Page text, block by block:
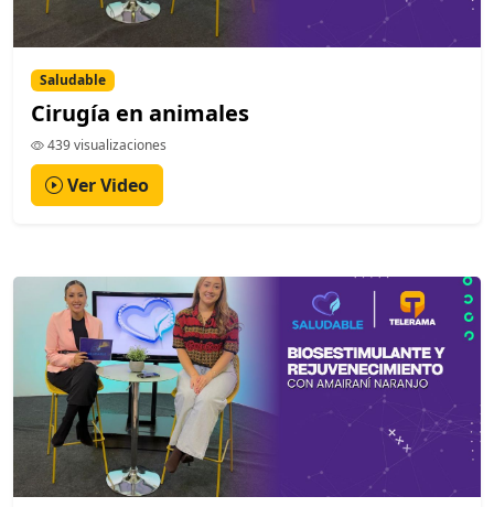
Saludable
Cirugía en animales
439 visualizaciones
Ver Video